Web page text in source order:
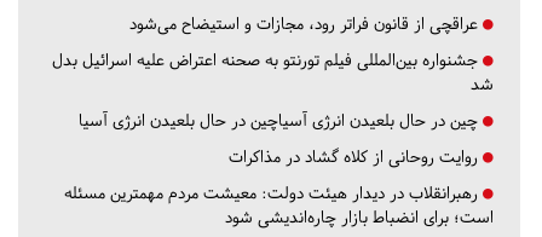
عراقچی از قانون فراتر رود، مجازات و استیضاح می‌شود
جشنواره بین‌المللی فیلم تورنتو به صحنه اعتراض علیه اسرائیل بدل
شد
چین در حال بلعیدن انرژی آسیاچین در حال بلعیدن انرژی آسیا
روایت روحانی از کلاه گشاد در مذاکرات
رهبرانقلاب در دیدار هیئت دولت: معیشت مردم مهمترین مسئله
است؛ برای انضباط بازار چاره‌اندیشی شود